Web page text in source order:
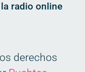
radio online
derechos